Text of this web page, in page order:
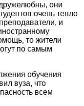
они
очень тепло
и
то жители
по самым
обучения
вуза, что
всем